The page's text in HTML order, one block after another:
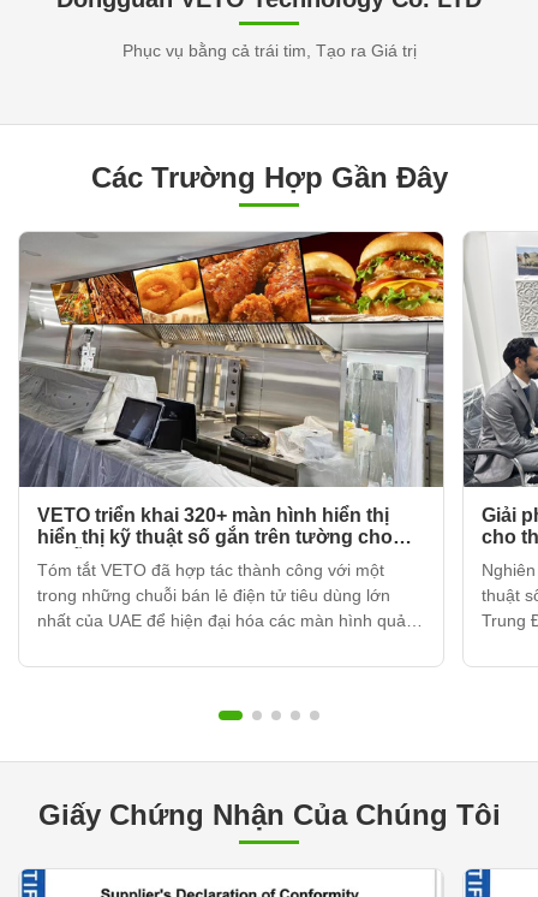
Phục vụ bằng cả trái tim, Tạo ra Giá trị
Các Trường Hợp Gần Đây
VETO triển khai 320+ màn hình hiển thị
hiển thị kỹ thuật số gắn trên tường cho
chuỗi bán lẻ điện tử hàng đầu của UAE
Tóm tắt VETO đã hợp tác thành công với một
trong những chuỗi bán lẻ điện tử tiêu dùng lớn
nhất của UAE để hiện đại hóa các màn hình quảng
lẻ.Bằng cách triển khai hơn 320 đơn vị biển báo kỹ
Giải
cho
thuật
thuật
Trung
Các
Giấy Chứng Nhận Của Chúng Tôi